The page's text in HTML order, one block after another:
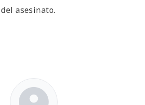
asesinato.